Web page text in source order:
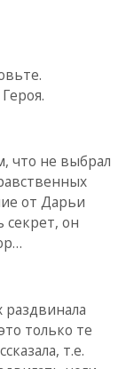
что не выбрал
от Дарьи
секрет, он
только те
т.е.